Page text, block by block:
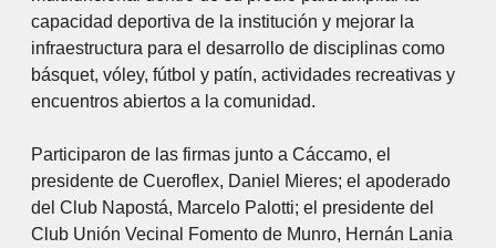
capacidad deportiva de la institución y mejorar la
infraestructura para el desarrollo de disciplinas como
básquet, vóley, fútbol y patín, actividades recreativas y
encuentros abiertos a la comunidad.
Participaron de las firmas junto a Cáccamo, el
presidente de Cueroflex, Daniel Mieres; el apoderado
del Club Napostá, Marcelo Palotti; el presidente del
Club Unión Vecinal Fomento de Munro, Hernán Lania